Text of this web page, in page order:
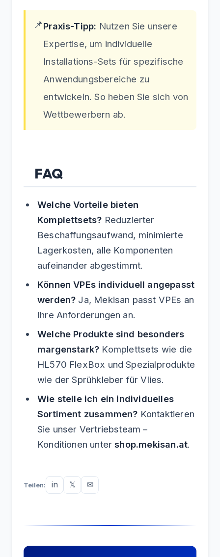
📌Praxis-Tipp: Nutzen Sie unsere
Expertise, um individuelle
Installations-Sets für spezifische
Anwendungsbereiche zu
entwickeln. So heben Sie sich von
Wettbewerbern ab.
FAQ
Welche Vorteile bieten
Komplettsets? Reduzierter
Beschaffungsaufwand, minimierte
Lagerkosten, alle Komponenten
aufeinander abgestimmt.
Können VPEs individuell angepasst
werden? Ja, Mekisan passt VPEs an
Ihre Anforderungen an.
Welche Produkte sind besonders
margenstark? Komplettsets wie die
HL570 FlexBox und Spezialprodukte
wie der Sprühkleber für Vlies.
Wie stelle ich ein individuelles
Sortiment zusammen? Kontaktieren
Sie unser Vertriebsteam –
Konditionen untershop.mekisan.at.
Teilen: in 𝕏 ✉